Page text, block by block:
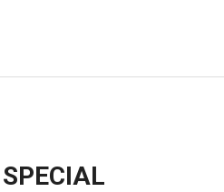
SPECIAL